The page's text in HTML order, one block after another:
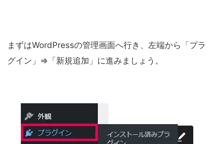
まずはWordPressの管理画面へ行き、左端から「プラ
グイン」⇒「新規追加」に進みましょう。